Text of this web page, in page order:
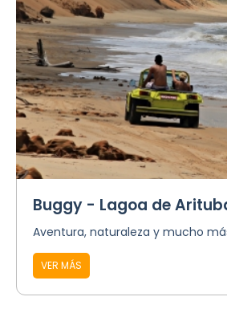
Buggy - Lagoa de
Aventura, naturaleza y mucho
VER MÁS